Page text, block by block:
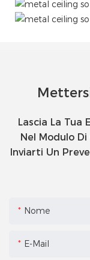
Lascia La Tua
Nel Modulo
Inviarti Un
Nome
E-Mail